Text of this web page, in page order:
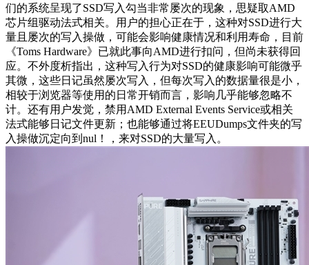
们的系统呈现了SSD写入勾当非常屡次的现象，思疑取AMD
芯片组驱动法式相关。用户的担心正在于，这种对SSD进行大
量且屡次的写入操做，可能会影响健康情况和利用寿命，目前
《Toms Hardware》已就此事向AMD进行扣问，但尚未获得回
应。不外度析指出，这种写入行为对SSD的健康影响可能微乎
其微，这些日记虽然屡次写入，但每次写入的数据量很是小，
相较于浏览器等使用的日常开销而言，影响几乎能够忽略不
计。还有用户发觉，禁用AMD External Events Service或相关
法式能够日记文件更新；也能够通过将EEUDumps文件夹的写
入操做沉定向到nul！，来对SSD的大量写入。